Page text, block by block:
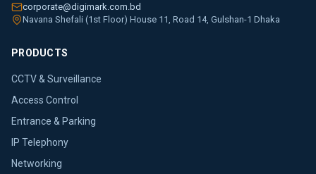
corporate@digimark.com.bd
Navana Shefali (1st Floor) House 11, Road 14, Gulshan-1 Dhaka
PRODUCTS
CCTV & Surveillance
Access Control
Entrance & Parking
IP Telephony
Networking